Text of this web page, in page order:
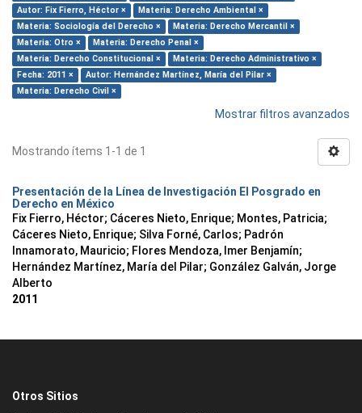
Autor: Fix Fierro, Héctor ×
Materia: Derecho Ambiental ×
Materia: Sociología del Derecho ×
Materia: Derecho Mercantil ×
Materia: Otro ×
Materia: Derecho Penal ×
Materia: Derecho Constitucional ×
Materia: Derecho Administrativo ×
Fecha: 2011 ×
Autor: Hernández Martínez, María del Pilar ×
Materia: Derecho Civil ×
Mostrar filtros avanzados
Mostrando ítems 1-1 de 1
Presentación de la Línea de Investigación El Posgrado en
Derecho en México
Fix Fierro, Héctor; Cáceres Nieto, Enrique; Montes, Patricia;
Cáceres Nieto, Enrique; Silva Forné, Carlos; Padrón
Innamorato, Mauricio; Flores Mendoza, Imer Benjamín;
Hernández Martínez, María del Pilar; González Galván, Jorge
Alberto
2011
Otros Sitios